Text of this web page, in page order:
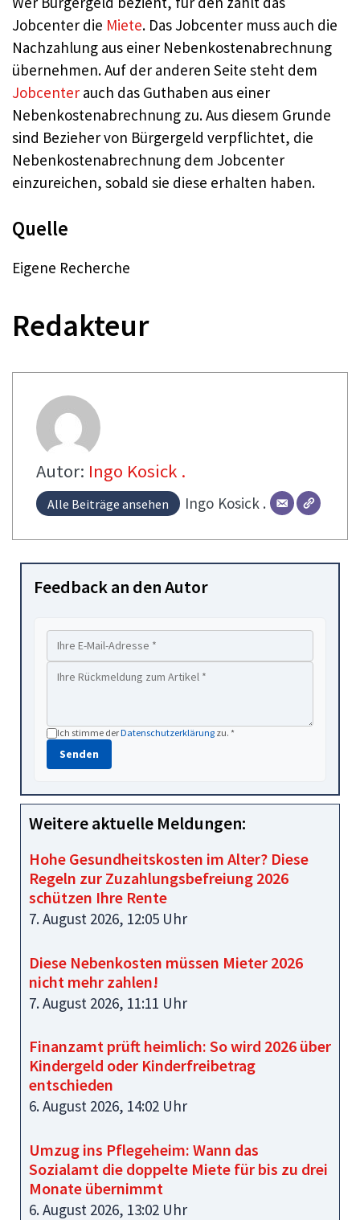
Jobcenter die Miete. Das Jobcenter muss auch die
Nachzahlung aus einer Nebenkostenabrechnung
übernehmen. Auf der anderen Seite steht dem
Jobcenter auch das Guthaben aus einer
Nebenkostenabrechnung zu. Aus diesem Grunde
sind Bezieher von Bürgergeld verpflichtet, die
Nebenkostenabrechnung dem Jobcenter
einzureichen, sobald sie diese erhalten haben.
Quelle
Eigene Recherche
Redakteur
Autor: Ingo Kosick .
Alle Beiträge ansehen Ingo Kosick .
Feedback an den Autor
Ich stimme derDatenschutzerklärung zu. *
Senden
Weitere aktuelle Meldungen:
Hohe Gesundheitskosten im Alter? Diese
Regeln zur Zuzahlungsbefreiung 2026
schützen Ihre Rente
7. August 2026, 12:05 Uhr
Diese Nebenkosten müssen Mieter 2026
nicht mehr zahlen!
7. August 2026, 11:11 Uhr
Finanzamt prüft heimlich: So wird 2026 über
Kindergeld oder Kinderfreibetrag
entschieden
6. August 2026, 14:02 Uhr
Umzug ins Pflegeheim: Wann das
Sozialamt die doppelte Miete für bis zu drei
Monate übernimmt
6. August 2026, 13:02 Uhr